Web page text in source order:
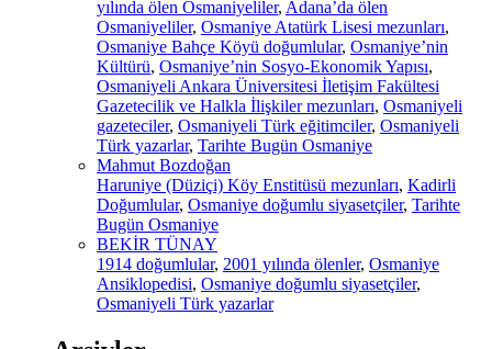
yılında ölen Osmaniyeliler, Adana’da ölen
Osmaniyeliler, Osmaniye Atatürk Lisesi mezunları,
Osmaniye Bahçe Köyü doğumlular, Osmaniye’nin
Kültürü, Osmaniye’nin Sosyo-Ekonomik Yapısı,
Osmaniyeli Ankara Üniversitesi İletişim Fakültesi
Gazetecilik ve Halkla İlişkiler mezunları, Osmaniyeli
gazeteciler, Osmaniyeli Türk eğitimciler, Osmaniyeli
Türk yazarlar, Tarihte Bugün Osmaniye
Mahmut Bozdoğan
Haruniye (Düziçi) Köy Enstitüsü mezunları, Kadirli
Doğumlular, Osmaniye doğumlu siyasetçiler, Tarihte
Bugün Osmaniye
BEKİR TÜNAY
1914 doğumlular, 2001 yılında ölenler, Osmaniye
Ansiklopedisi, Osmaniye doğumlu siyasetçiler,
Osmaniyeli Türk yazarlar